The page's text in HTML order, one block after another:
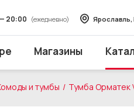
Магазины
20:00 (ежедневно) Ярославль,
и тумбы Тумба Орматек